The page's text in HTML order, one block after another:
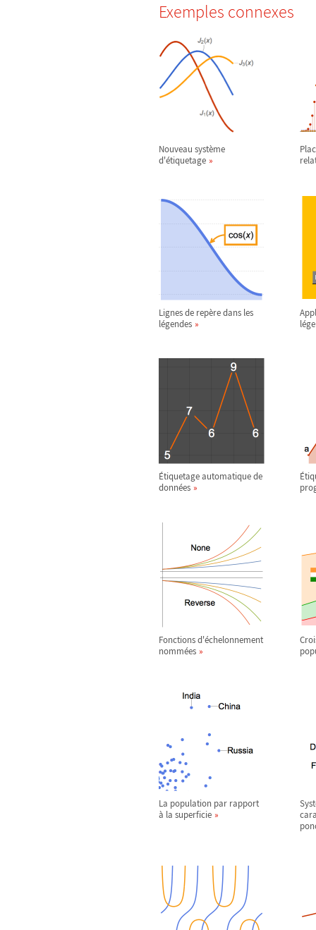
Exemples connexes
Nouveau système
d'étiquetage
Lignes de repère dans les
légendes
Étiquetage automatique de
données
Fonctions d'échelonnement
nommées
La population par rapport
à la superficie